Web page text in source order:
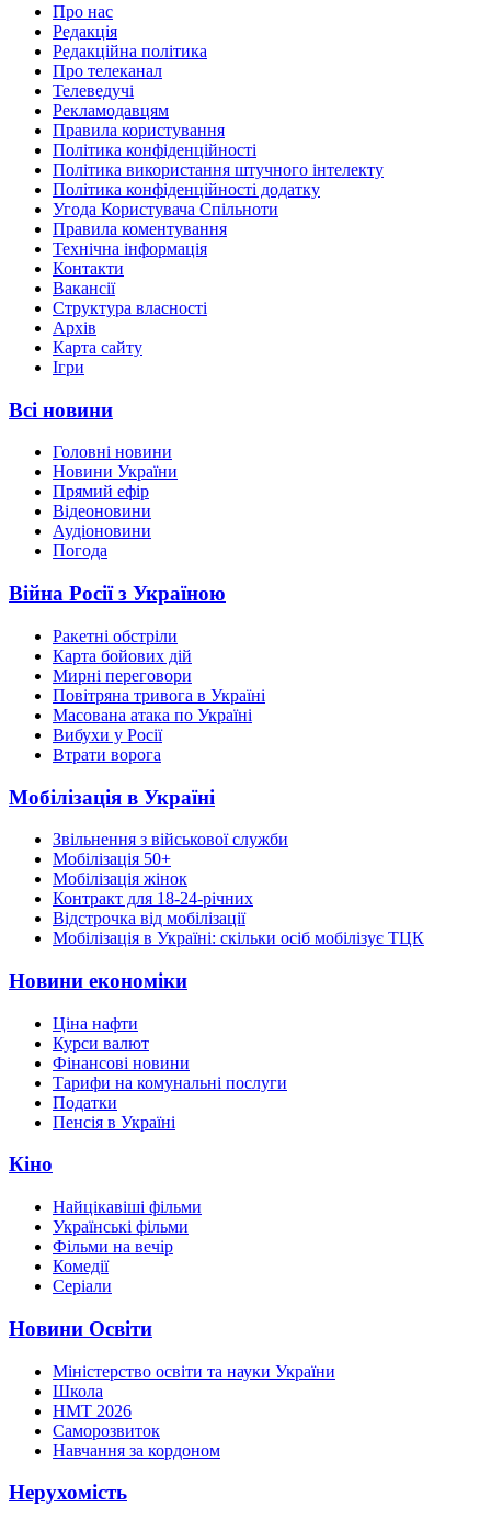
Про нас
Редакція
Редакційна політика
Про телеканал
Телеведучі
Рекламодавцям
Правила користування
Політика конфіденційності
Політика використання штучного інтелекту
Політика конфіденційності додатку
Угода Користувача Спільноти
Правила коментування
Технічна інформація
Контакти
Вакансії
Структура власності
Архів
Карта сайту
Ігри
Всі новини
Головні новини
Новини України
Прямий ефір
Відеоновини
Аудіоновини
Погода
Війна Росії з Україною
Ракетні обстріли
Карта бойових дій
Мирні переговори
Повітряна тривога в Україні
Масована атака по Україні
Вибухи у Росії
Втрати ворога
Мобілізація в Україні
Звільнення з військової служби
Мобілізація 50+
Мобілізація жінок
Контракт для 18-24-річних
Відстрочка від мобілізації
Мобілізація в Україні: скільки осіб мобілізує ТЦК
Новини економіки
Ціна нафти
Курси валют
Фінансові новини
Тарифи на комунальні послуги
Податки
Пенсія в Україні
Кіно
Найцікавіші фільми
Українські фільми
Фільми на вечір
Комедії
Серіали
Новини Освіти
Міністерство освіти та науки України
Школа
НМТ 2026
Саморозвиток
Навчання за кордоном
Нерухомість